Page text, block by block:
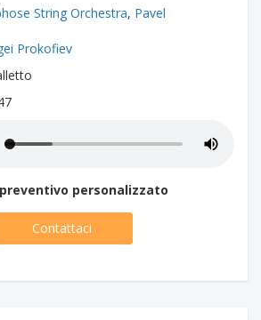
String Orchestra, Pavel
Prokofiev
personalizzato
Contattaci